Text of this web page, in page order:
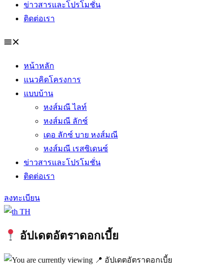
ข่าวสารและโปรโมชั่น
ติดต่อเรา
หน้าหลัก
แนวคิดโครงการ
แบบบ้าน
หงส์มณี ไลท์
หงส์มณี ลักซ์
เดอ ลักซ์ บาย หงส์มณี
หงส์มณี เรสซิเดนซ์
ข่าวสารและโปรโมชั่น
ติดต่อเรา
ลงทะเบียน
TH
อัปเดตอัตราดอกเบี้ย